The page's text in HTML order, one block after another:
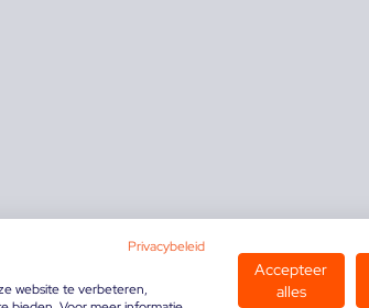
Privacybeleid
website te verbeteren,
Accepteer
alles